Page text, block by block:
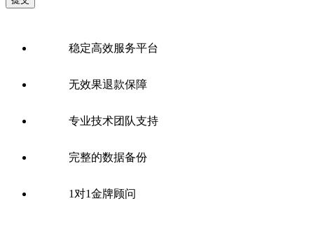
稳定高效服务平台
无效果退款保障
专业技术团队支持
完整的数据备份
1对1金牌顾问